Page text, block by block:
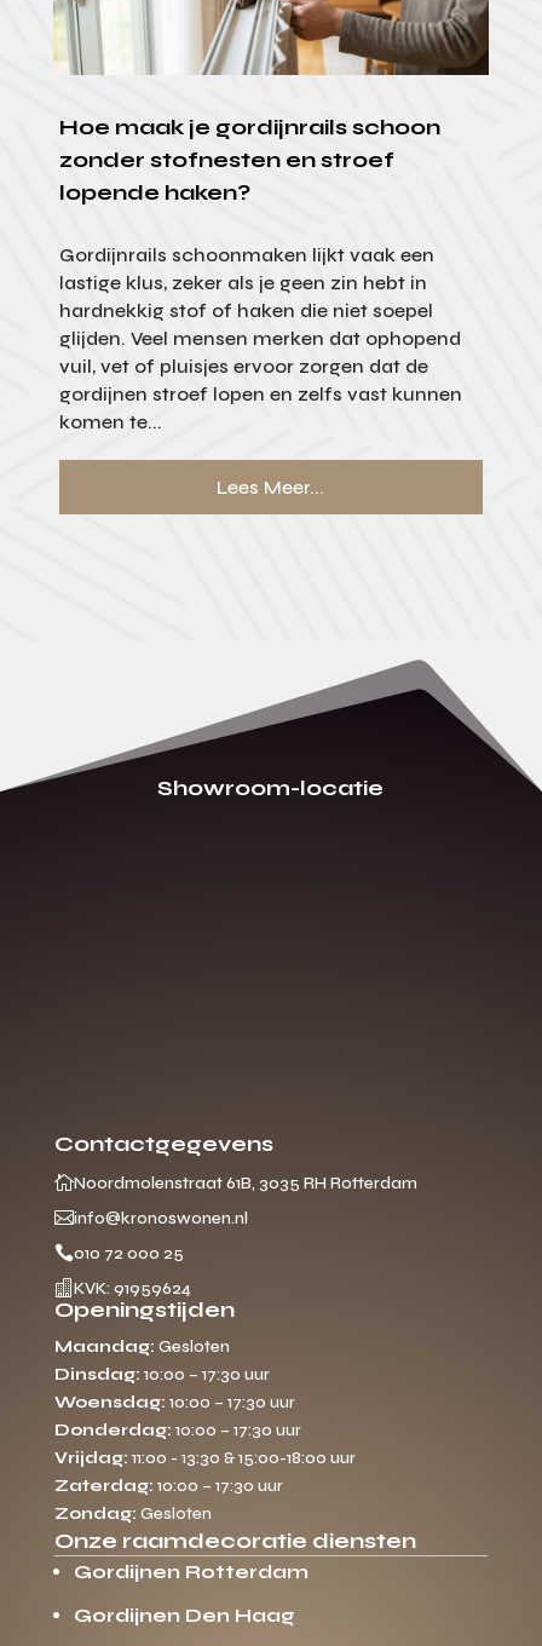
Hoe maak je gordijnrails schoon
zonder stofnesten en stroef
lopende haken?
Gordijnrails schoonmaken lijkt vaak een
lastige klus, zeker als je geen zin hebt in
hardnekkig stof of haken die niet soepel
glijden. Veel mensen merken dat ophopend
vuil, vet of pluisjes ervoor zorgen dat de
gordijnen stroef lopen en zelfs vast kunnen
komen te...
Lees Meer...
Showroom-locatie
Contactgegevens
Noordmolenstraat 61B, 3035 RH Rotterdam
info@kronoswonen.nl
010 72 000 25
 KVK: 91959624
Openingstijden
Maandag: Gesloten
Dinsdag: 10:00 – 17:30 uur
Woensdag: 10:00 – 17:30 uur
Donderdag: 10:00 – 17:30 uur
Vrijdag: 11:00 - 13:30 & 15:00-18:00 uur
Zaterdag: 10:00 – 17:30 uur
Zondag: Gesloten
Onze raamdecoratie diensten
Gordijnen Rotterdam
Gordijnen Den Haag